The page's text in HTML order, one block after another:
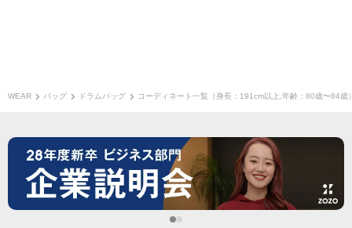
WEAR バッグ ドラムバッグ コーディネート一覧（身長：191cm以上,年齢：80歳〜84歳